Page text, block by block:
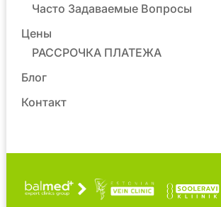
Часто Задаваемые Вопросы
Цены
РАССРОЧКА ПЛАТЕЖА
Блог
Контакт